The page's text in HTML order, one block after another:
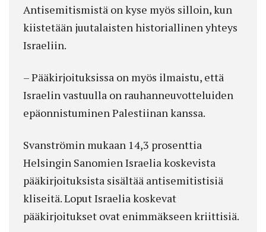
Antisemitismistä on kyse myös silloin, kun
kiistetään juutalaisten historiallinen yhteys
Israeliin.
– Pääkirjoituksissa on myös ilmaistu, että
Israelin vastuulla on rauhanneuvotteluiden
epäonnistuminen Palestiinan kanssa.
Svanströmin mukaan 14,3 prosenttia
Helsingin Sanomien Israelia koskevista
pääkirjoituksista sisältää antisemitistisiä
kliseitä. Loput Israelia koskevat
pääkirjoitukset ovat enimmäkseen kriittisiä.